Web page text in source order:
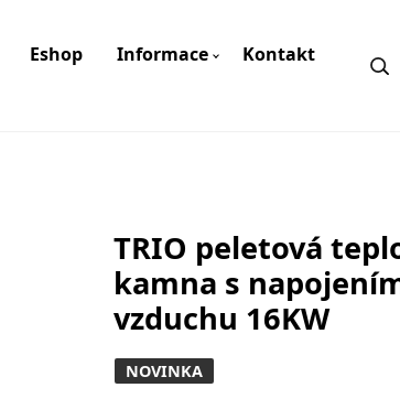
Eshop Informace Kontakt
TRIO peletová
kamna s
vzduchu 16KW
NOVINKA